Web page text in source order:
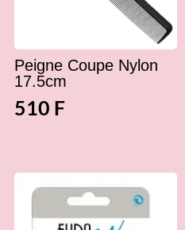
Peigne Coupe Nylon
17.5cm
510 F